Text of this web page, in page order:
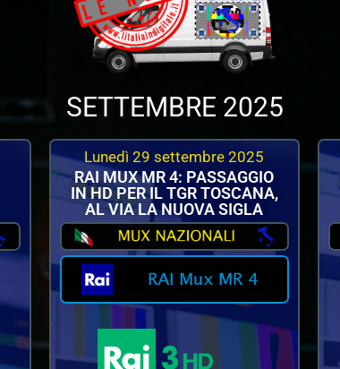
SETTEMBRE 2025
Lunedì 29 settembre 2025
RAI MUX MR 4: PASSAGGIO
IN HD PER IL TGR TOSCANA,
AL VIA LA NUOVA SIGLA